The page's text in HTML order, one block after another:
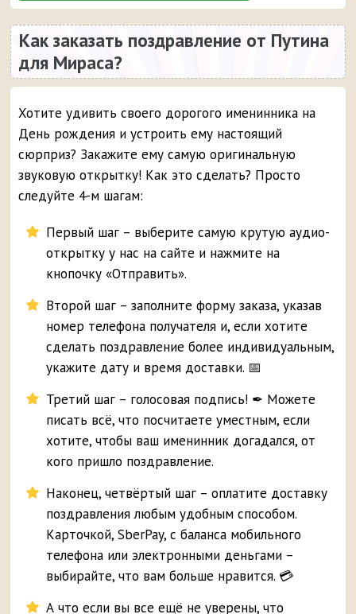
Как заказать поздравление от Путина
для Мираса?
Хотите удивить своего дорогого именинника на
День рождения и устроить ему настоящий
сюрприз? Закажите ему самую оригинальную
звуковую открытку! Как это сделать? Просто
следуйте 4-м шагам:
Первый шаг – выберите самую крутую аудио-
открытку у нас на сайте и нажмите на
кнопочку «Отправить».
Второй шаг – заполните форму заказа, указав
номер телефона получателя и, если хотите
сделать поздравление более индивидуальным,
укажите дату и время доставки. 📅
Третий шаг – голосовая подпись! ✒ Можете
писать всё, что посчитаете уместным, если
хотите, чтобы ваш именинник догадался, от
кого пришло поздравление.
Наконец, четвёртый шаг – оплатите доставку
поздравления любым удобным способом.
Карточкой, SberPay, с баланса мобильного
телефона или электронными деньгами –
выбирайте, что вам больше нравится. 💳
А что если вы все ещё не уверены, что